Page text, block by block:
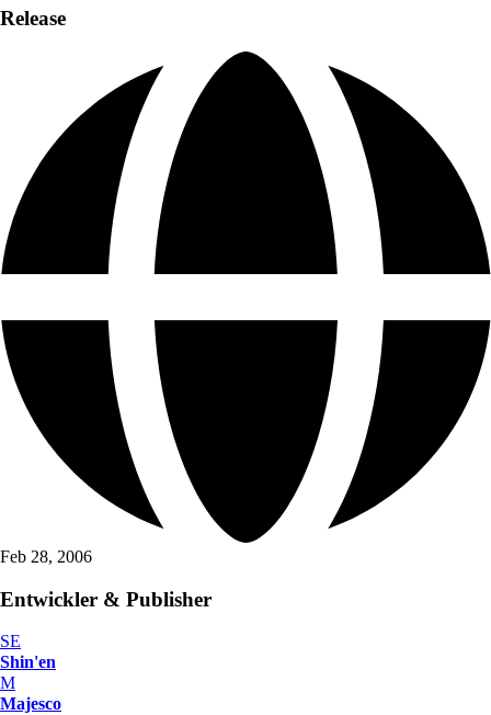
Release
Feb 28, 2006
Entwickler & Publisher
SE
Shin'en
M
Majesco